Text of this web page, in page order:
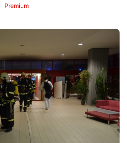
Premium